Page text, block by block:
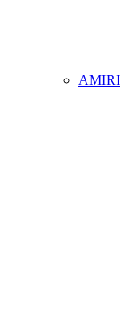
AMIRI